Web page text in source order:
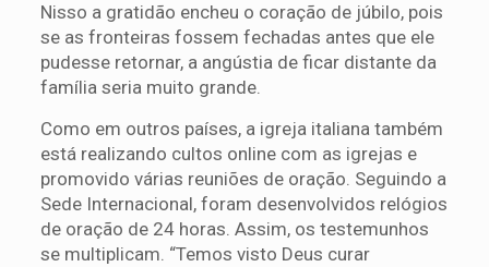
Nisso a gratidão encheu o coração de júbilo, pois
se as fronteiras fossem fechadas antes que ele
pudesse retornar, a angústia de ficar distante da
família seria muito grande.
Como em outros países, a igreja italiana também
está realizando cultos online com as igrejas e
promovido várias reuniões de oração. Seguindo a
Sede Internacional, foram desenvolvidos relógios
de oração de 24 horas. Assim, os testemunhos
se multiplicam. “Temos visto Deus curar